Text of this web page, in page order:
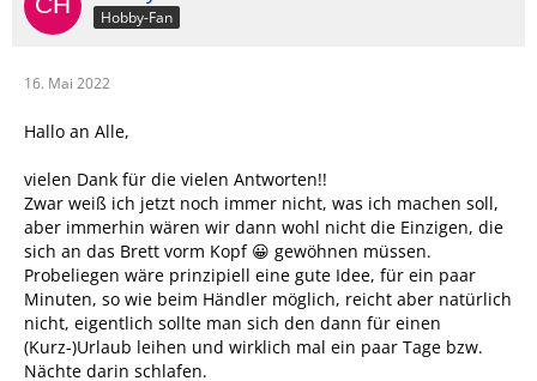
Hobby-Fan
16. Mai 2022
Hallo an Alle,
vielen Dank für die vielen Antworten!!
Zwar weiß ich jetzt noch immer nicht, was ich machen soll,
aber immerhin wären wir dann wohl nicht die Einzigen, die
sich an das Brett vorm Kopf 😀 gewöhnen müssen.
Probeliegen wäre prinzipiell eine gute Idee, für ein paar
Minuten, so wie beim Händler möglich, reicht aber natürlich
nicht, eigentlich sollte man sich den dann für einen
(Kurz-)Urlaub leihen und wirklich mal ein paar Tage bzw.
Nächte darin schlafen.